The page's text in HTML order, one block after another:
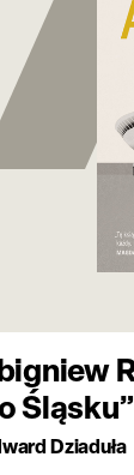
Śląsku”
Dziaduła